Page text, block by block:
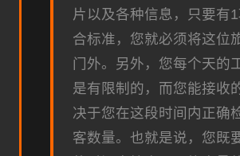
片以及各种信息，只要有
合标准，您就必须将这位
门外。另外，您每个天的
是有限制的，而您能接收
决于您在这段时间内正确
客数量。也就是说，您既